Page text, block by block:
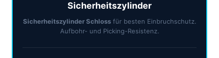
Sicherheitszylinder
Sicherheitszylinder Schlossfür besten Einbruchschutz.
Aufbohr- und Picking-Resistenz.